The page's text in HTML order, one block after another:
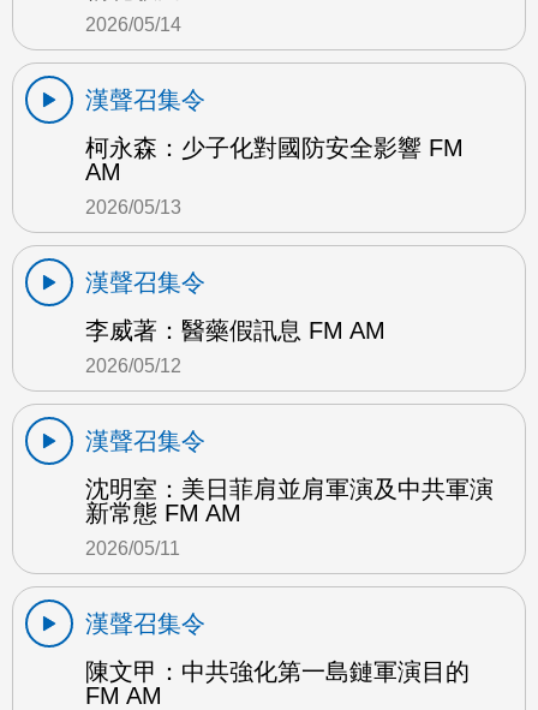
2026/05/14
漢聲召集令
柯永森：少子化對國防安全影響 FM
AM
2026/05/13
漢聲召集令
李威著：醫藥假訊息 FM AM
2026/05/12
漢聲召集令
沈明室：美日菲肩並肩軍演及中共軍演
新常態 FM AM
2026/05/11
漢聲召集令
陳文甲：中共強化第一島鏈軍演目的
FM AM